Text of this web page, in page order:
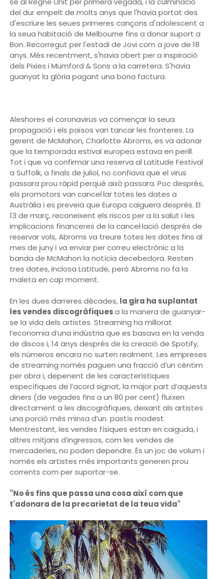
del dur empelt de molts anys que l'havia portat des
d'escriure les seues primeres cançons d'adolescent a
la seua habitació de Melbourne fins a donar suport a
Bon. Recorregut per l'estadi de Jovi com a jove de 18
anys. Més recentment, s'havia obert per a inspiració
dels Pixies i Mumford & Sons a la carretera. S'havia
guanyat la glòria pagant una bona factura.
Aleshores el coronavirus va començar la seua
propagació i els països van tancar les fronteres. La
gerent de McMahon, Charlotte Abroms, es va adonar
que la temporada estival europea estava en perill.
Tot i que va confirmar una reserva al Latitude Festival
a Suffolk, a finals de juliol, no confiava que el virus
passara prou ràpid perquè això passara. Poc després,
els promotors van cancel·lar totes les dates a
Austràlia i es preveia que Europa caiguera després. El
13 de març, reconeixent els riscos per a la salut i les
implicacions financeres de la cancel·lació després de
reservar vols, Abroms va treure totes les dates fins al
mes de juny i va enviar per correu electrònic a la
banda de McMahon la notícia decebedora. Resten
tres dates, inclosa Latitude, però Abroms no fa la
maleta en cap moment.
En les dues darreres dècades, la gira ha suplantat
les vendes discogràfiquesa la manera de guanyar-
se la vida dels artistes. Streaming ha millorat
l’economia d’una indústria que es basava en la venda
de discos i, 14 anys després de la creació de Spotify,
els números encara no surten realment. Les empreses
de streaming només paguen una fracció d’un cèntim
per obra i, depenent de les característiques
específiques de l’acord signat, la major part d’aquests
diners (de vegades fins a un 80 per cent) fluïxen
directament a les discogràfiques, deixant als artistes
una porció més minsa d’un. pastís modest.
Mentrestant, les vendes físiques estan en caiguda, i
altres mitjans d’ingressos, com les vendes de
mercaderies, no poden dependre. És un joc de volum i
només els artistes més importants generen prou
corrents com per suportar-se.
"No és fins que passa una cosa així com que
t'adonara de la precarietat de la teua vida"